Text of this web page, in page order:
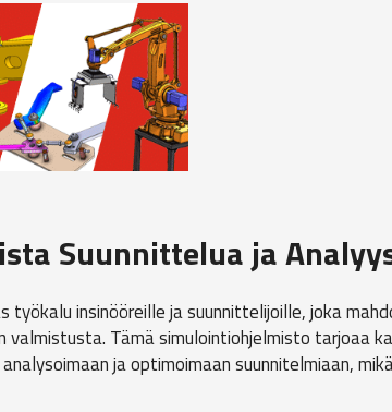
Suunnittelua ja
työkalu insinööreille ja suunnittelijoille, joka
valmistusta. Tämä simulointiohjelmisto tarjoaa
ja optimoimaan suunnitelmiaan,